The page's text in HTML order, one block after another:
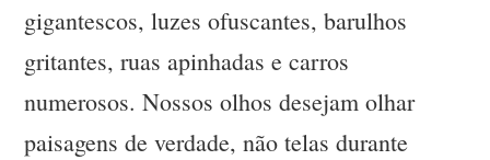
gigantescos, luzes ofuscantes, barulhos
gritantes, ruas apinhadas e carros
numerosos. Nossos olhos desejam olhar
paisagens de verdade, não telas durante